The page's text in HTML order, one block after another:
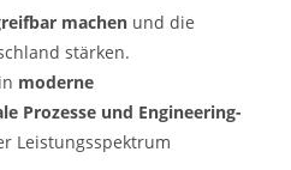
machen und die
stärken.
moderne
Prozesse und Engineering-
Leistungsspektrum